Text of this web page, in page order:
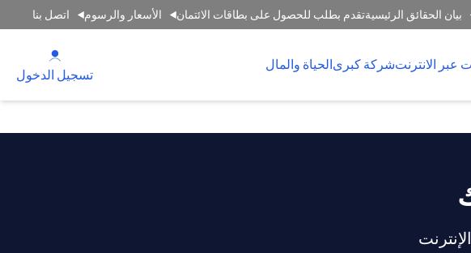
بيان الحقائق الرئيسيةتقدم بطلب للحصول على بطاقات الائتمان الأسعار والرسوم اتصل بنا
عبر الانترنتشركة كبرىالحياة والمال
تسجيل الدخول